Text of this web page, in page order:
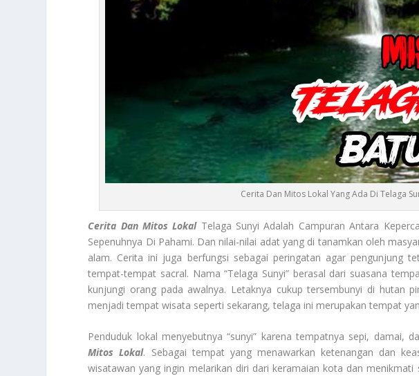
Cerita Dan Mitos Lokal Yang Ada Di Telaga
Cerita Dan Mitos LokalTelaga Sunyi Adalah Campuran Antara
Sepenuhnya Di Pahami. Dan nilai-nilai adat yang di tanamkan oleh
alam. Cerita ini juga berfungsi sebagai peringatan agar pengunjung
tempat-tempat sacral. Nama “Telaga Sunyi” berasal dari suasana
kunjungi orang pada awalnya. Letaknya cukup tersembunyi di hutan
menjadi tempat wisata seperti sekarang, telaga ini merupakan tempat
Penduduk lokal menyebutnya “sunyi” karena tempatnya sepi, damai,
Mitos Lokal. Sebagai tempat yang menawarkan ketenangan dan
wisatawan yang ingin melarikan diri dari keramaian kota dan